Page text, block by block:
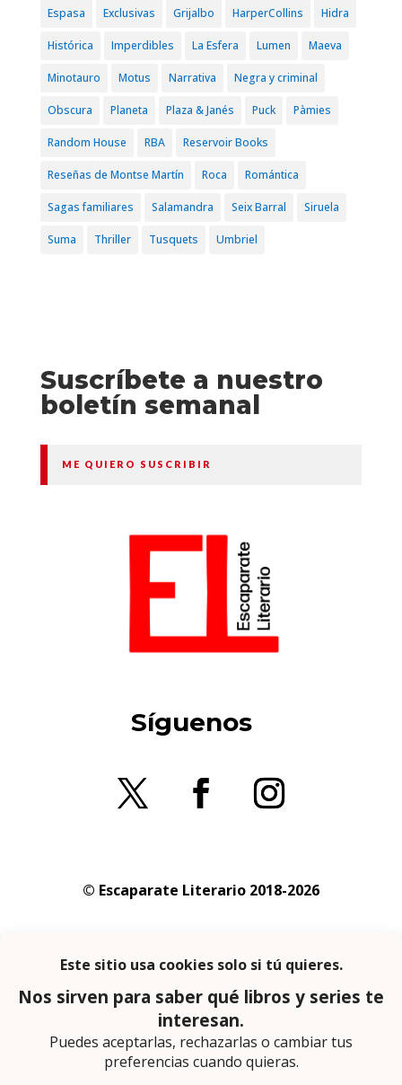
Espasa Exclusivas Grijalbo HarperCollins Hidra
Histórica Imperdibles La Esfera Lumen Maeva
Minotauro Motus Narrativa Negra y criminal
Obscura Planeta Plaza & Janés Puck Pàmies
Random House RBA Reservoir Books
Reseñas de Montse Martín Roca Romántica
Sagas familiares Salamandra Seix Barral Siruela
Suma Thriller Tusquets Umbriel
Suscríbete a nuestro
boletín semanal
ME QUIERO SUSCRIBIR
Síguenos
© Escaparate Literario 2018-2026
privacidad
En calidad de afiliado de Amazon obtengo
ingresos por las compras adscritas que